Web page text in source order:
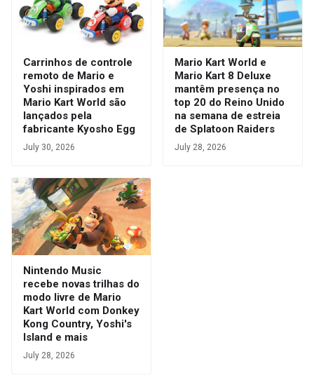
Carrinhos de controle
remoto de Mario e
Yoshi inspirados em
Mario Kart World são
lançados pela
fabricante Kyosho Egg
July 30, 2026
Mario Kart World e
Mario Kart 8 Deluxe
mantêm presença no
top 20 do Reino Unido
na semana de estreia
de Splatoon Raiders
July 28, 2026
Nintendo Music
recebe novas trilhas do
modo livre de Mario
Kart World com Donkey
Kong Country, Yoshi's
Island e mais
July 28, 2026